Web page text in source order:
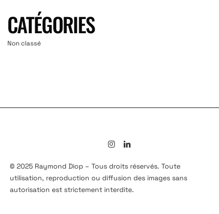
CATÉGORIES
Non classé
© 2025 Raymond Diop – Tous droits réservés. Toute
utilisation, reproduction ou diffusion des images sans
autorisation est strictement interdite.